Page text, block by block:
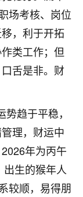
场考核、岗位
，利于开拓
类工作；但
舌是非。财
趋于平稳，
理，财运中
年为丙午
生的猴年人
较顺，易得朋
15
超度，她今年
刚开始我经常
，找到慧来老
没有梦到过
心安，给亡母
。